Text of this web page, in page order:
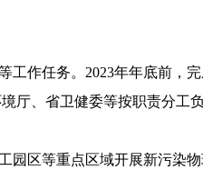
作任务。2023年年底前，
厅、省卫健委等按职责分工负
园区等重点区域开展新污染